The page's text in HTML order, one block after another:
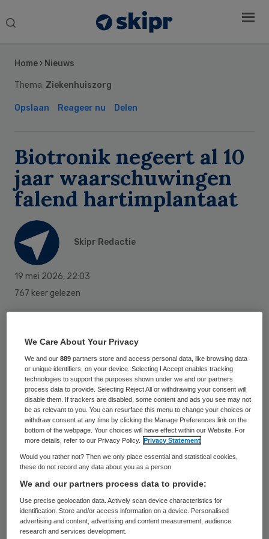
Search
Home › Nieuws
Thema: Ziekenhuiszorg
Opslaan Reageer nu Delen
Biotronik negeert al 10
jaar waarschuwingen
falend hartimplantaat
Skipr Redactie
19 mei 2026, 22:03
767 keer gelezen
Biotronik legt al ruim tien jaar
waarschuwingen over een falend
hartimplantaat naast zich neer. Dat blijkt
uit onderzoek van Investico, het
Nederlands Tijdschrift voor Geneeskunde
(NTVG), Nieuwsuur en De Groene
Amsterdammer.
Het gaat om de draden waarmee een
ICD aan het hart wordt vastgemaakt.
Een ICD is een kastje dat in de borstkas
Sidebar
We Care About Your Privacy
We and our889 partners store and access personal data, like browsing data
or unique identifiers, on your device. Selecting I Accept enables tracking
technologies to support the purposes shown under we and our partners
process data to provide. Selecting Reject All or withdrawing your consent will
disable them. If trackers are disabled, some content and ads you see may not
be as relevant to you. You can resurface this menu to change your choices or
withdraw consent at any time by clicking the Manage Preferences link on the
bottom of the webpage. Your choices will have effect within our Website. For
more details, refer to our Privacy Policy.
Privacy Statement
Would you rather not? Then we only place essential and statistical cookies,
these do not record any data about you as a person
We and our partners process data to provide:
Use precise geolocation data. Actively scan device characteristics for
identification. Store and/or access information on a device. Personalised
advertising and content, advertising and content measurement, audience
research and services development.